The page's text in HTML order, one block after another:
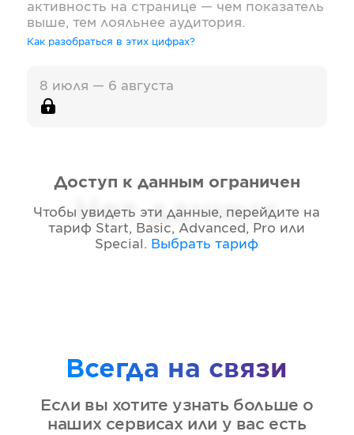
активность на странице — чем показатель
выше, тем лояльнее аудитория.
Как разобраться в этих цифрах?
8 июля — 6 августа
Нет данных
Доступ к данным ограничен
Чтобы увидеть эти данные, перейдите на
тариф Start, Basic, Advanced, Pro или
Special . Выбрать тариф
Всегда на связи
Если вы хотите узнать больше о
наших сервисах или у вас есть